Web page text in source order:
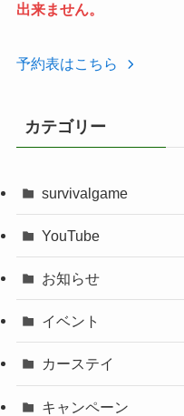
出来ません。
予約表はこちら
カテゴリー
survivalgame
YouTube
お知らせ
イベント
カーステイ
キャンペーン